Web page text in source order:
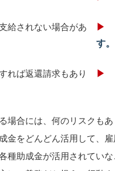
給されない場合があ
す。
れば返還請求もあり
場合には、何のリスクも
金をどんどん活用して、
種助成金が活用されてい